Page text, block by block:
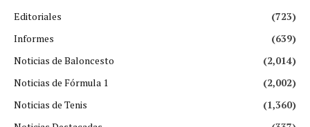
Editoriales
(723)
Informes
(639)
Noticias de Baloncesto
(2,014)
Noticias de Fórmula 1
(2,002)
Noticias de Tenis
(1,360)